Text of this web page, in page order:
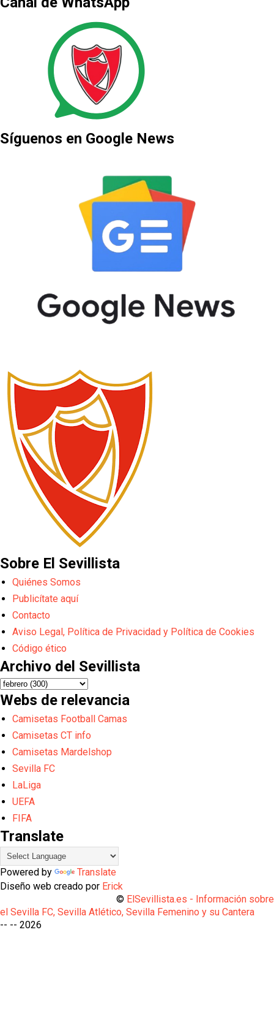
Síguenos en Google News
Sobre El Sevillista
Quiénes Somos
Publicítate aquí
Contacto
Aviso Legal, Política de Privacidad y Política de Cookies
Código ético
Archivo del Sevillista
Webs de relevancia
Camisetas Football Camas
Camisetas CT info
Camisetas Mardelshop
Sevilla FC
LaLiga
UEFA
FIFA
Translate
Powered by
Translate
Diseño web creado por Erick
© ElSevillista.es - Información sobre
el Sevilla FC, Sevilla Atlético, Sevilla Femenino y su Cantera
-- -- 2026